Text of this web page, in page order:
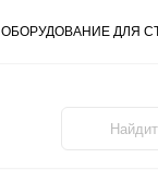
ОБОРУДОВАНИЕ ДЛЯ